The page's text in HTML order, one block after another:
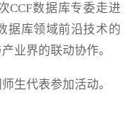
CCF数据库专委走进
据库领域前沿技术的
业界的联动协作。
生代表参加活动。